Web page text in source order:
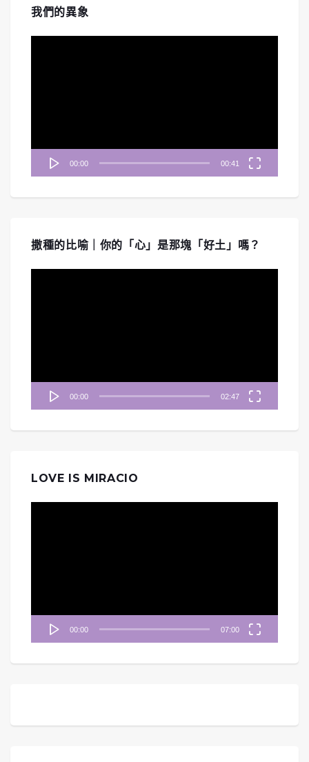
我們的異象
00:00 00:41
撒種的比喻｜你的「心」是那塊「好土」嗎？
00:00 02:47
LOVE IS MIRACIO
00:00 07:00